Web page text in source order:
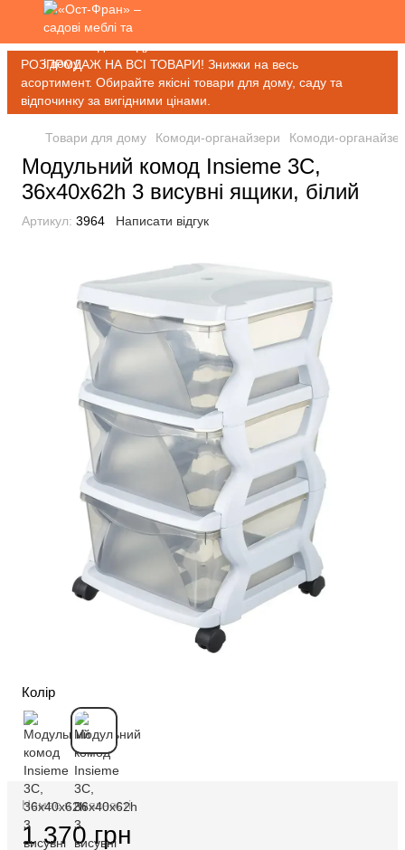
РОЗПРОДАЖ НА ВСІ ТОВАРИ! Знижки на весь
асортимент. Обирайте якісні товари для дому, саду та
відпочинку за вигідними цінами.
Товари для дому Комоди-органайзери Комоди-
Модульний комод Insieme 3C,
36x40x62h 3 висувні ящики, білий
Артикул: 3964 Написати відгук
Колір
Немає в наявності
1 370 грн